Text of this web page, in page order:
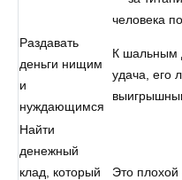
человека
Раздавать
деньги нищим
и
нуждающимся
К шальным
удача, его
Найти
денежный
клад, который
Это плохой